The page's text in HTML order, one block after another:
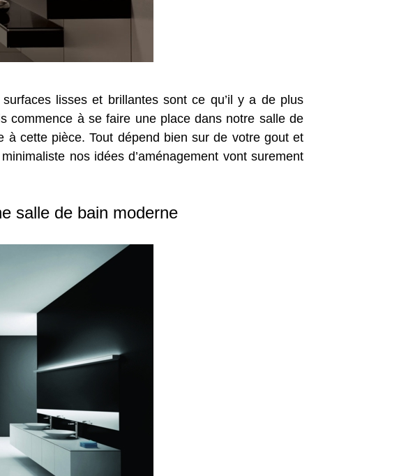
lisses et brillantes sont ce qu’il y a de plus
commence à se faire une place dans notre salle de
à cette pièce. Tout dépend bien sur de votre gout et
nos idées d’aménagement vont surement
salle de bain moderne